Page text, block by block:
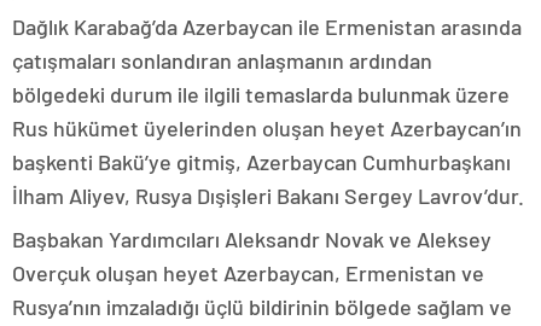
Dağlık Karabağ’da Azerbaycan ile Ermenistan arasında
çatışmaları sonlandıran anlaşmanın ardından
bölgedeki durum ile ilgili temaslarda bulunmak üzere
Rus hükümet üyelerinden oluşan heyet Azerbaycan’ın
başkenti Bakü’ye gitmiş, Azerbaycan Cumhurbaşkanı
İlham Aliyev, Rusya Dışişleri Bakanı Sergey Lavrov’dur.
Başbakan Yardımcıları Aleksandr Novak ve Aleksey
Overçuk oluşan heyet Azerbaycan, Ermenistan ve
Rusya’nın imzaladığı üçlü bildirinin bölgede sağlam ve